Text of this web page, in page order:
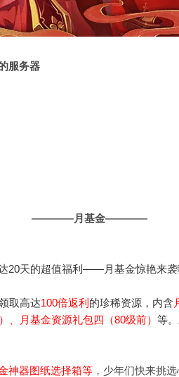
服务器
————月基金————
达20天的超值福利——月基金惊艳来
取高达100倍返利 的珍稀资源，内含
、月基金资源礼包四（80级前） 等
神器图纸选择箱等 ，少年们快来挑